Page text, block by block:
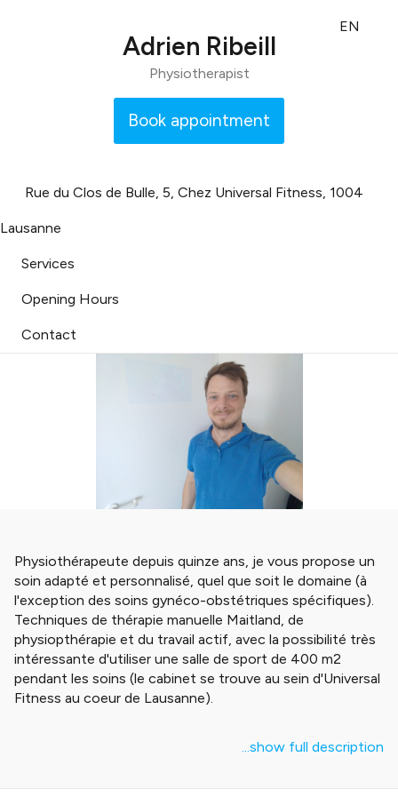
Adrien Ribeill
Physiotherapist
Book appointment
Rue du Clos de Bulle, 5, Chez Universal Fitness, 1004
Lausanne
Services
Opening Hours
Contact
EN
Physiothérapeute depuis quinze ans, je vous propose un
soin adapté et personnalisé, quel que soit le domaine (à
l'exception des soins gynéco-obstétriques spécifiques).
Techniques de thérapie manuelle Maitland, de
physiopthérapie et du travail actif, avec la possibilité très
intéressante d'utiliser une salle de sport de 400 m2
pendant les soins (le cabinet se trouve au sein d'Universal
Fitness au coeur de Lausanne).
...show full description